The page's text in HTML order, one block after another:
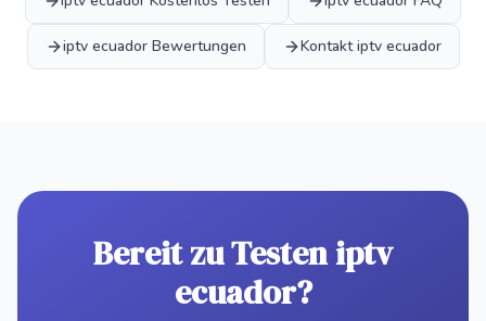
iptv ecuador Bewertungen Kontakt iptv ecuador
Bereit zu Testen iptv
ecuador?